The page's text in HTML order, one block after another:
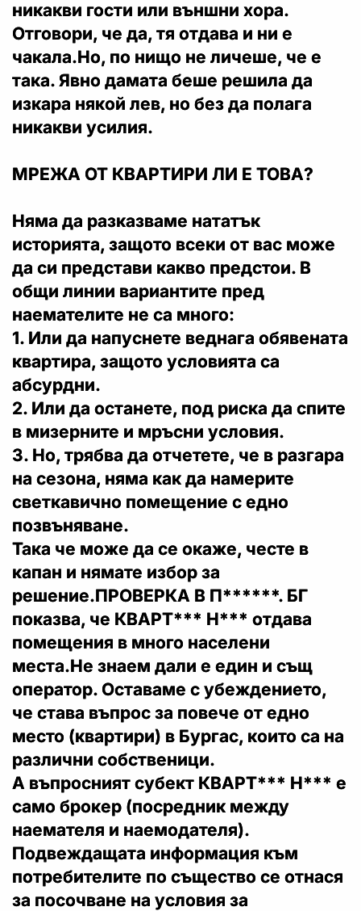
никакви гости или външни хора.
Отговори, че да, тя отдава и ни е
чакала.Но, по нищо не личеше, че е
така. Явно дамата беше решила да
изкара някой лев, но без да полага
никакви усилия.
МРЕЖА ОТ КВАРТИРИ ЛИ Е ТОВА?
Няма да разказваме нататък
историята, защото всеки от вас може
да си представи какво предстои. В
общи линии вариантите пред
наемателите не са много:
1. Или да напуснете веднага обявената
квартира, защото условията са
абсурдни.
2. Или да останете, под риска да спите
в мизерните и мръсни условия.
3. Но, трябва да отчетете, че в разгара
на сезона, няма как да намерите
светкавично помещение с едно
позвъняване.
Така че може да се окаже, честе в
капан и нямате избор за
решение.ПРОВЕРКА В П******. БГ
показва, че КВАРТ*** Н*** отдава
помещения в много населени
места.Не знаем дали е един и същ
оператор. Оставаме с убеждението,
че става въпрос за повече от едно
место (квартири) в Бургас, които са на
различни собственици.
А въпросният субект КВАРТ*** Н*** е
само брокер (посредник между
наемателя и наемодателя).
Подвеждащата информация към
потребителите по същество се отнася
за посочване на условия за